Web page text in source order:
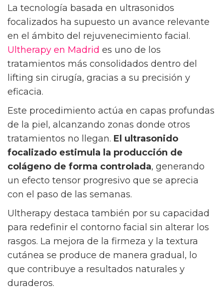
La tecnología basada en ultrasonidos
focalizados ha supuesto un avance relevante
en el ámbito del rejuvenecimiento facial.
Ultherapy en Madrid es uno de los
tratamientos más consolidados dentro del
lifting sin cirugía, gracias a su precisión y
eficacia.
Este procedimiento actúa en capas profundas
de la piel, alcanzando zonas donde otros
tratamientos no llegan. El ultrasonido
focalizado estimula la producción de
colágeno de forma controlada, generando
un efecto tensor progresivo que se aprecia
con el paso de las semanas.
Ultherapy destaca también por su capacidad
para redefinir el contorno facial sin alterar los
rasgos. La mejora de la firmeza y la textura
cutánea se produce de manera gradual, lo
que contribuye a resultados naturales y
duraderos.